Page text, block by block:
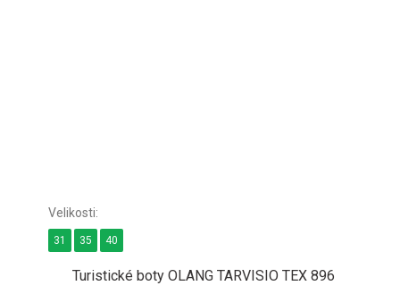
Turistické boty OLANG TARVISIO TEX 896
31 35 40